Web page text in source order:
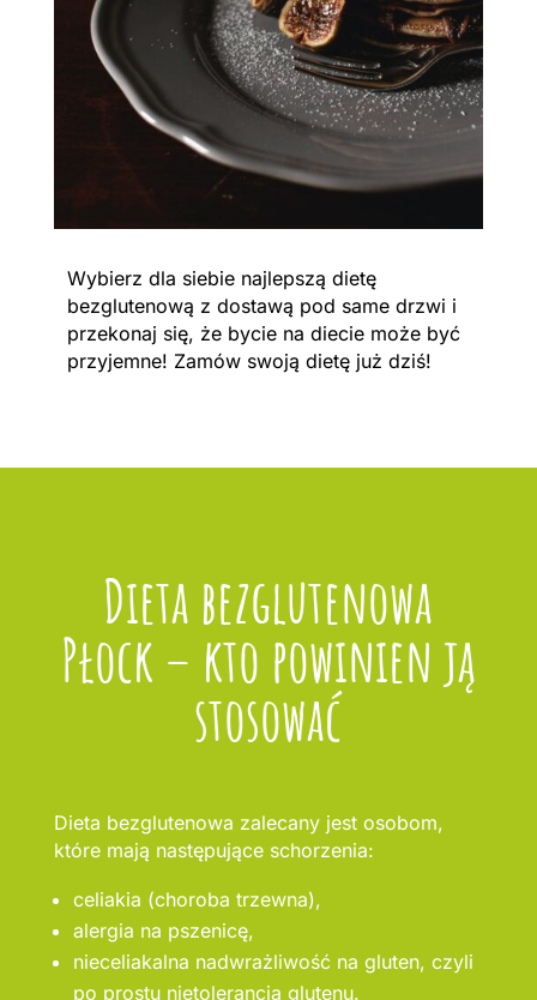
Wybierz dla siebie najlepszą dietę
bezglutenową z dostawą pod same drzwi i
przekonaj się, że bycie na diecie może być
przyjemne! Zamów swoją dietę już dziś!
Dieta bezglutenowa
Płock – kto powinien ją
stosować
Dieta bezglutenowa zalecany jest osobom,
które mają następujące schorzenia:
celiakia (choroba trzewna),
alergia na pszenicę,
nieceliakalna nadwrażliwość na gluten, czyli
po prostu nietolerancja glutenu.